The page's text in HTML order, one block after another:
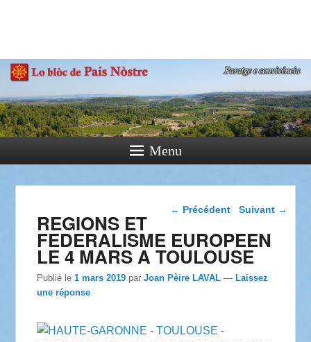
Paratge e Convivència
Menu
Navigation dans les
← Précédent Suivant →
REGIONS ET
FEDERALISME EUROPEEN
LE 4 MARS A TOULOUSE
Publié le1 mars 2019 parJoan Pèire LAVAL —Laissez
une réponse